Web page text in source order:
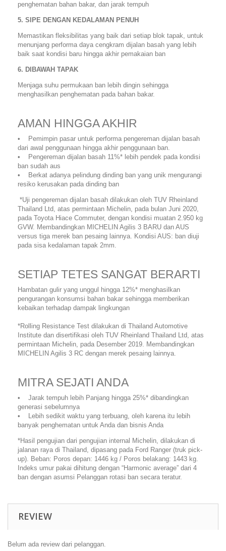
penghematan bahan bakar, dan jarak tempuh
5. SIPE DENGAN KEDALAMAN PENUH
Memastikan fleksibilitas yang baik dari setiap blok tapak, untuk
menunjang performa daya cengkram dijalan basah yang lebih
baik saat kondisi baru hingga akhir pemakaian ban
6. DIBAWAH TAPAK
Menjaga suhu permukaan ban lebih dingin sehingga
menghasilkan penghematan pada bahan bakar.
AMAN HINGGA AKHIR
• Pemimpin pasar untuk performa pengereman dijalan basah
dari awal penggunaan hingga akhir penggunaan ban.
• Pengereman dijalan basah 11%* lebih pendek pada kondisi
ban sudah aus
• Berkat adanya pelindung dinding ban yang unik mengurangi
resiko kerusakan pada dinding ban
*Uji pengereman dijalan basah dilakukan oleh TUV Rheinland
Thailand Ltd, atas permintaan Michelin, pada bulan Juni 2020,
pada Toyota Hiace Commuter, dengan kondisi muatan 2.950 kg
GVW. Membandingkan MICHELIN Agilis 3 BARU dan AUS
versus tiga merek ban pesaing lainnya. Kondisi AUS: ban diuji
pada sisa kedalaman tapak 2mm.
SETIAP TETES SANGAT BERARTI
Hambatan gulir yang unggul hingga 12%* menghasilkan
pengurangan konsumsi bahan bakar sehingga memberikan
kebaikan terhadap dampak lingkungan
*Rolling Resistance Test dilakukan di Thailand Automotive
Institute dan disertifikasi oleh TUV Rheinland Thailand Ltd, atas
permintaan Michelin, pada Desember 2019. Membandingkan
MICHELIN Agilis 3 RC dengan merek pesaing lainnya.
MITRA SEJATI ANDA
• Jarak tempuh lebih Panjang hingga 25%* dibandingkan
generasi sebelumnya
• Lebih sedikit waktu yang terbuang, oleh karena itu lebih
banyak penghematan untuk Anda dan bisnis Anda
*Hasil pengujian dari pengujian internal Michelin, dilakukan di
jalanan raya di Thailand, dipasang pada Ford Ranger (truk pick-
up). Beban: Poros depan: 1446 kg / Poros belakang: 1443 kg.
Indeks umur pakai dihitung dengan “Harmonic average” dari 4
ban dengan asumsi Pelanggan rotasi ban secara teratur.
REVIEW
Belum ada review dari pelanggan.